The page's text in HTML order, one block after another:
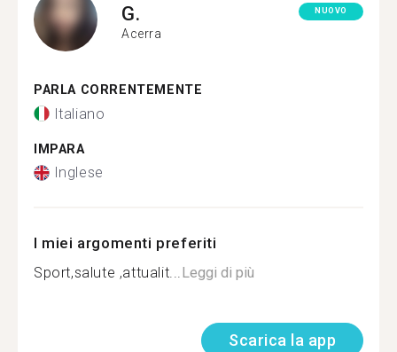
G.
Acerra
NUOVO
PARLA CORRENTEMENTE
Italiano
IMPARA
Inglese
I miei argomenti preferiti
Sport,salute ,attualit...Leggi di più
Scarica la app